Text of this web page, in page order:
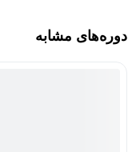
دوره‌های مشابه